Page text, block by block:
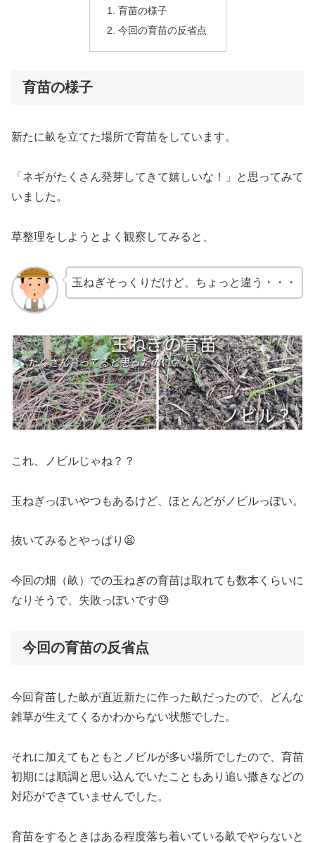
育苗の様子
今回の育苗の反省点
育苗の様子
新たに畝を立てた場所で育苗をしています。
「ネギがたくさん発芽してきて嬉しいな！」と思ってみて
いました。
草整理をしようとよく観察してみると、
玉ねぎそっくりだけど、ちょっと違う・・・
これ、ノビルじゃね？？
玉ねぎっぽいやつもあるけど、ほとんどがノビルっぽい。
抜いてみるとやっぱり😫
今回の畑（畝）での玉ねぎの育苗は取れても数本くらいに
なりそうで、失敗っぽいです😓
今回の育苗の反省点
今回育苗した畝が直近新たに作った畝だったので、どんな
雑草が生えてくるかわからない状態でした。
それに加えてもともとノビルが多い場所でしたので、育苗
初期には順調と思い込んでいたこともあり追い撒きなどの
対応ができていませんでした。
育苗をするときはある程度落ち着いている畝でやらないと